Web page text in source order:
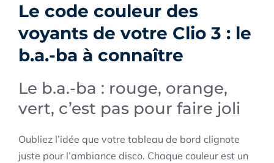
Le code couleur des
voyants de votre Clio 3 : le
b.a.-ba à connaître
Le b.a.-ba : rouge, orange,
vert, c’est pas pour faire joli
Oubliez l’idée que votre tableau de bord clignote
juste pour l’ambiance disco. Chaque couleur est un